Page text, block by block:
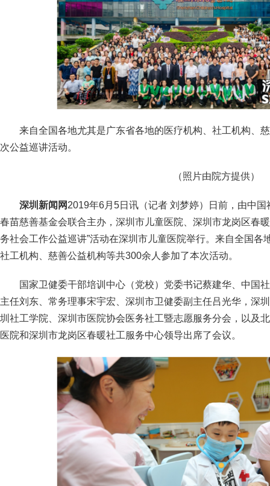
来自全国各地尤其是广东省各地的医疗机构、社工机构、
次公益巡讲活动。
（照片由院方提供）
深圳新闻网 2019年6月5日讯（记者 刘梦婷）日前，由中
春苗慈善基金会联合主办，深圳市儿童医院、深圳市龙岗区春
务社会工作公益巡讲”活动在深圳市儿童医院举行。来自全国各
社工机构、慈善公益机构等共300余人参加了本次活动。
国家卫健委干部培训中心（党校）党委书记蔡建华、中国
主任刘东、常务理事宋宇宏、深圳市卫健委副主任吕光华，深
圳社工学院、深圳市医院协会医务社工暨志愿服务分会，以及
医院和深圳市龙岗区春暖社工服务中心领导出席了会议。